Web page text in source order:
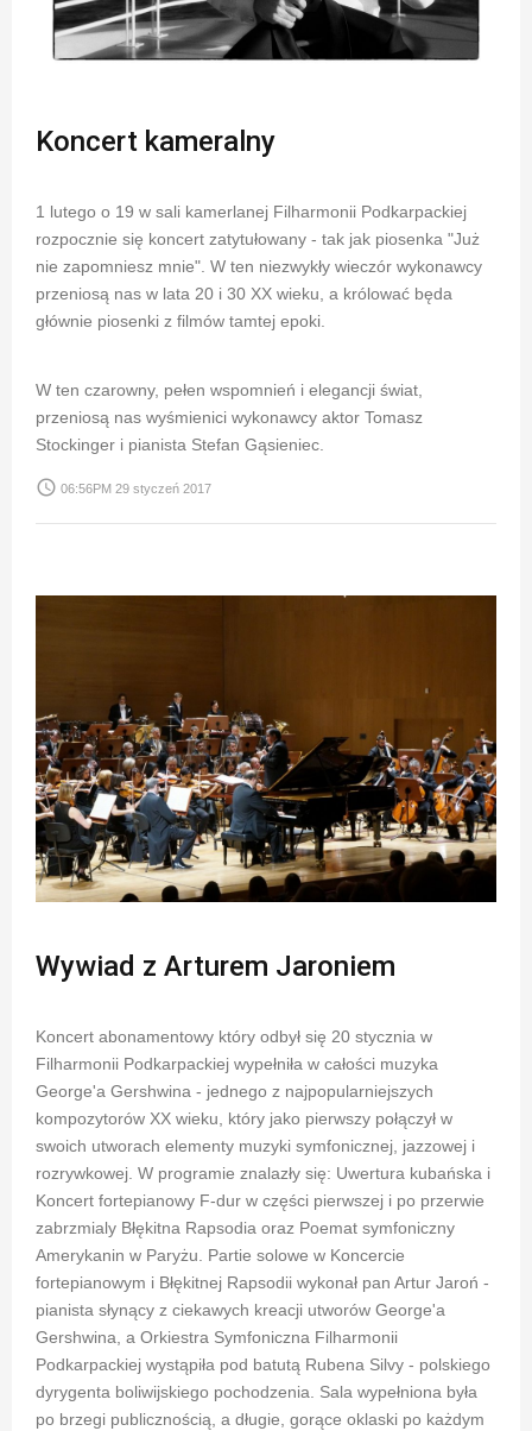
Koncert kameralny
1 lutego o 19 w sali kamerlanej Filharmonii Podkarpackiej
rozpocznie się koncert zatytułowany - tak jak piosenka "Już
nie zapomniesz mnie". W ten niezwykły wieczór wykonawcy
przeniosą nas w lata 20 i 30 XX wieku, a królować będa
głównie piosenki z filmów tamtej epoki.
W ten czarowny, pełen wspomnień i elegancji świat,
przeniosą nas wyśmienici wykonawcy aktor Tomasz
Stockinger i pianista Stefan Gąsieniec.
access_time 06:56PM 29 styczeń 2017
Wywiad z Arturem Jaroniem
Koncert abonamentowy który odbył się 20 stycznia w
Filharmonii Podkarpackiej wypełniła w całości muzyka
George'a Gershwina - jednego z najpopularniejszych
kompozytorów XX wieku, który jako pierwszy połączył w
swoich utworach elementy muzyki symfonicznej, jazzowej i
rozrywkowej. W programie znalazły się: Uwertura kubańska i
Koncert fortepianowy F-dur w części pierwszej i po przerwie
zabrzmialy Błękitna Rapsodia oraz Poemat symfoniczny
Amerykanin w Paryżu. Partie solowe w Koncercie
fortepianowym i Błękitnej Rapsodii wykonał pan Artur Jaroń -
pianista słynący z ciekawych kreacji utworów George'a
Gershwina, a Orkiestra Symfoniczna Filharmonii
Podkarpackiej wystąpiła pod batutą Rubena Silvy - polskiego
dyrygenta boliwijskiego pochodzenia. Sala wypełniona była
po brzegi publicznością, a długie, gorące oklaski po każdym